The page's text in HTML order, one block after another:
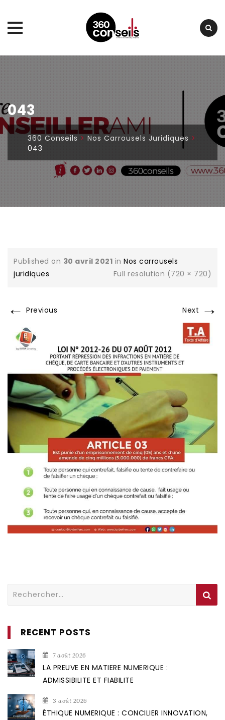
043
360 Conseils > Nos Carrousels Juridiques >
043
Published on 30 avril 2021 in Nos carrousels
juridiques
Full resolution (720 × 720)
← Previous Next →
Rechercher :
RECENT POSTS
7 août 2026
LA PREUVE EN MATIERE NUMERIQUE :
ADMISSIBILITE ET FIABILITE
3 août 2026
ÉTHIQUE NUMERIQUE : CONCILIER INNOVATION,